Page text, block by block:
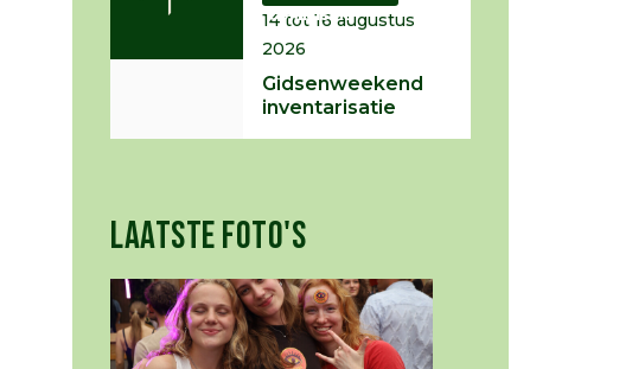
Gidsenweekend
inventarisatie
14 tot 16 augustus
2026
COMMISSIE
LAATSTE FOTO'S